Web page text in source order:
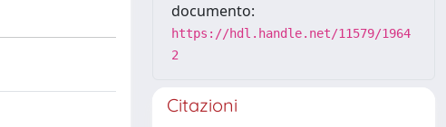
documento:
https://hdl.handle.net/11579/1964
2
Citazioni